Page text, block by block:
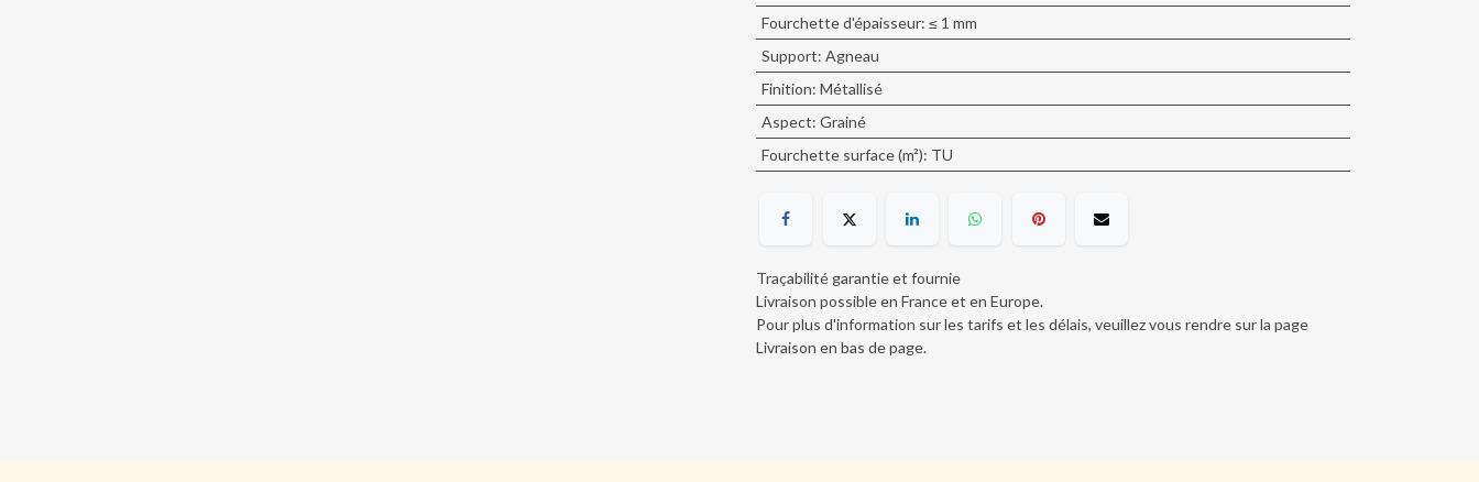
Fourchette d'épaisseur: ≤ 1 mm
Support: Agneau
Finition: Métallisé
Aspect: Grainé
Fourchette surface (m²): TU
Traçabilité garantie et fournie
Livraison possible en France et en Europe.
Pour plus d'information sur les tarifs et les délais, veuillez vous rendre sur la page
Livraison en bas de page.